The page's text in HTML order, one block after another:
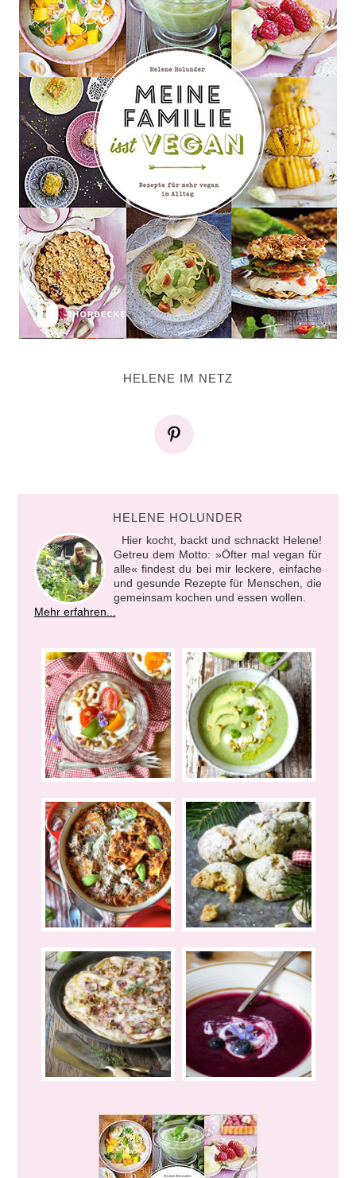
HELENE IM NETZ
HELENE HOLUNDER
Hier kocht, backt und schnackt Helene!
Getreu dem Motto: »Öfter mal vegan für
alle« findest du bei mir leckere, einfache
und gesunde Rezepte für Menschen, die
gemeinsam kochen und essen wollen.
Mehr erfahren...